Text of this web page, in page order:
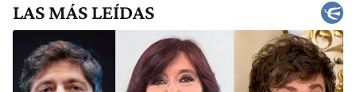
LAS MÁS LEÍDAS